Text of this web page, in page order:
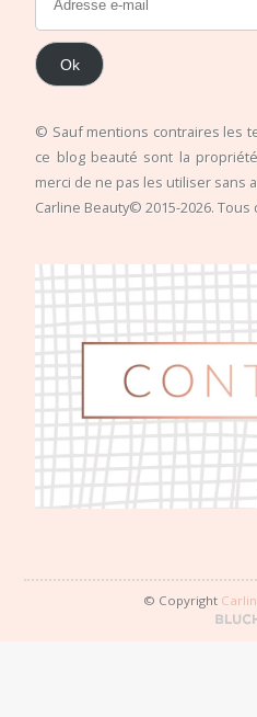
Ok
© Sauf mentions contraires les
ce blog beauté sont la
merci de ne pas les utiliser sans
Carline Beauty© 2015-2026.
© Copyright